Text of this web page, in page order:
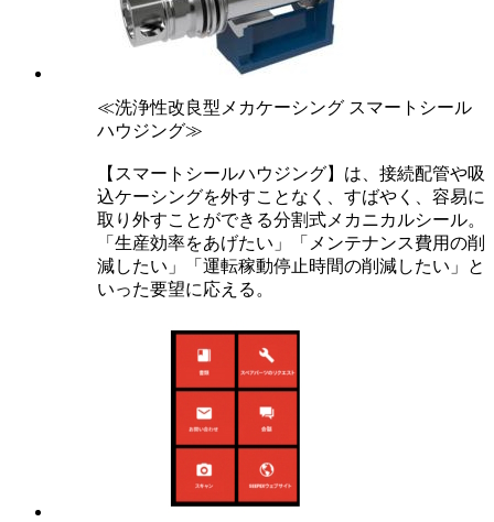
≪洗浄性改良型メカケーシング スマートシール
ハウジング≫
【スマートシールハウジング】は、接続配管や吸
込ケーシングを外すことなく、すばやく、容易に
取り外すことができる分割式メカニカルシール。
「生産効率をあげたい」「メンテナンス費用の削
減したい」「運転稼動停止時間の削減したい」と
いった要望に応える。